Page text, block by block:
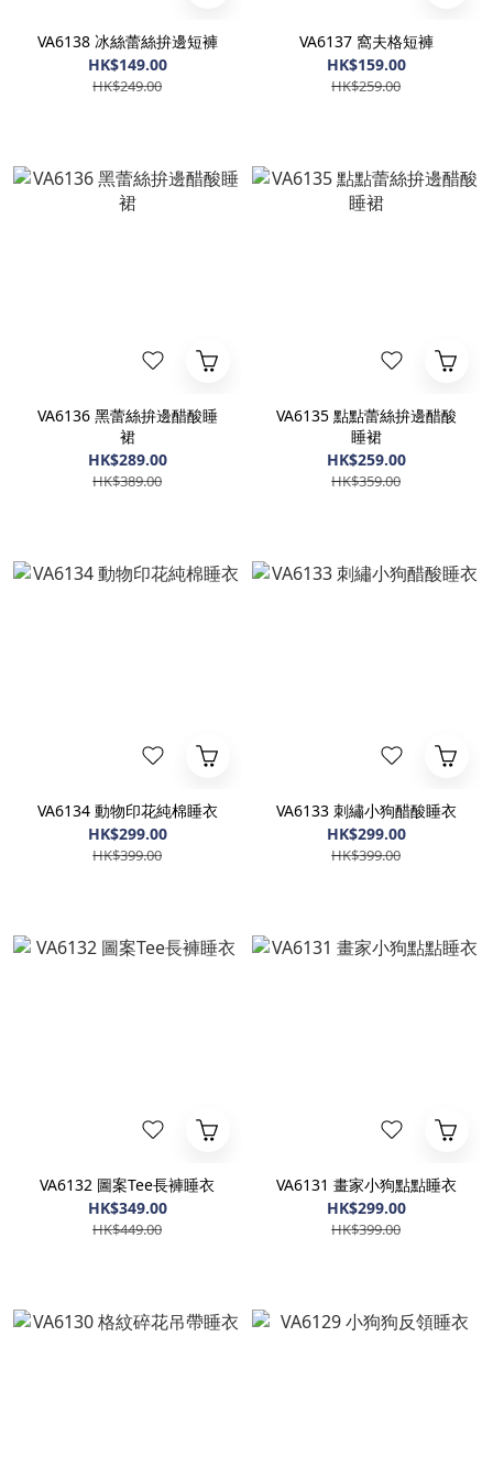
VA6138 冰絲蕾絲拚邊短褲
HK$149.00
HK$249.00
VA6137 窩夫格短褲
HK$159.00
HK$259.00
VA6136 黑蕾絲拚邊醋酸睡
裙
HK$289.00
HK$389.00
VA6135 點點蕾絲拚邊醋酸
睡裙
HK$259.00
HK$359.00
VA6134 動物印花純棉睡衣
HK$299.00
HK$399.00
VA6133 刺繡小狗醋酸睡衣
HK$299.00
HK$399.00
VA6132 圖案Tee長褲睡衣
HK$349.00
HK$449.00
VA6131 畫家小狗點點睡衣
HK$299.00
HK$399.00